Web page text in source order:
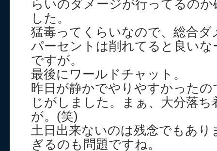
らいのダメージが行ってるの
した。
猛毒ってくらいなので、総合ダ
パーセントは削れてると良い
ですが。
最後にワールドチャット。
昨日が静かでやりやすかった
じがしました。まぁ、大分落
が。(笑)
土日出来ないのは残念でもあり
ぎるのも問題ですね。